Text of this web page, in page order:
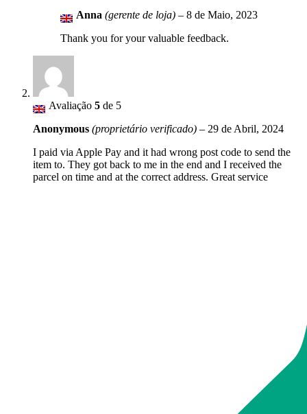
Anna (gerente de loja) – 8 de Maio, 2023
Thank you for your valuable feedback.
Avaliação 5 de 5
Anonymous (proprietário verificado) – 29 de Abril, 2024
I paid via Apple Pay and it had wrong post code to send the
item to. They got back to me in the end and I received the
parcel on time and at the correct address. Great service